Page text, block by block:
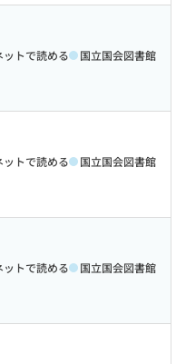
ットで読める 国立国会図書館
ットで読める 国立国会図書館
ットで読める 国立国会図書館